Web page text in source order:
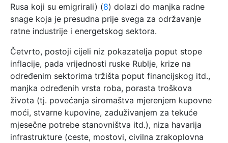
Rusa koji su emigrirali) (8) dolazi do manjka radne
snage koja je presudna prije svega za održavanje
ratne industrije i energetskog sektora.
Četvrto, postoji cijeli niz pokazatelja poput stope
inflacije, pada vrijednosti ruske Rublje, krize na
određenim sektorima tržišta poput financijskog itd.,
manjka određenih vrsta roba, porasta troškova
života (tj. povećanja siromaštva mjerenjem kupovne
moći, stvarne kupovine, zaduživanjem za tekuće
mjesečne potrebe stanovništva itd.), niza havarija
infrastrukture (ceste, mostovi, civilna zrakoplovna